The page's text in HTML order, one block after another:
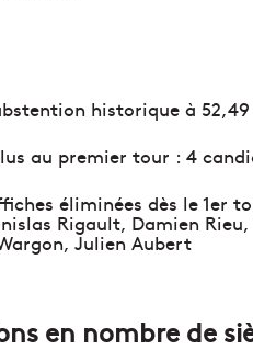
historique à
au premier tour : 4
éliminées dès le 1er
Rigault, Damien
Julien Aubert
en nombre de